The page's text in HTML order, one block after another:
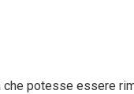
che potesse essere